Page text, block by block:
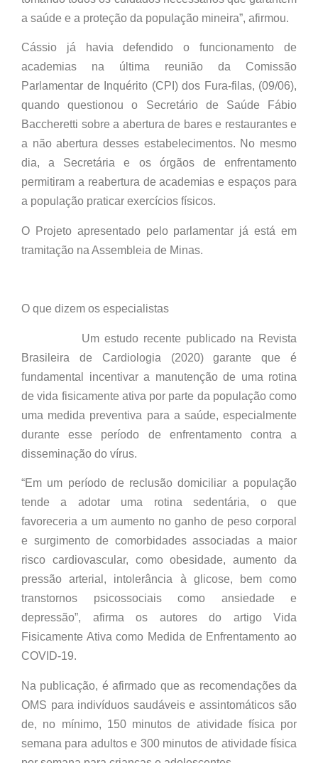
a saúde e a proteção da população mineira”, afirmou.
Cássio já havia defendido o funcionamento de
academias na última reunião da Comissão
Parlamentar de Inquérito (CPI) dos Fura-filas, (09/06),
quando questionou o Secretário de Saúde Fábio
Baccheretti sobre a abertura de bares e restaurantes e
a não abertura desses estabelecimentos. No mesmo
dia, a Secretária e os órgãos de enfrentamento
permitiram a reabertura de academias e espaços para
a população praticar exercícios físicos.
O Projeto apresentado pelo parlamentar já está em
tramitação na Assembleia de Minas.
O que dizem os especialistas
Um estudo recente publicado na Revista
Brasileira de Cardiologia (2020) garante que é
fundamental incentivar a manutenção de uma rotina
de vida fisicamente ativa por parte da população como
uma medida preventiva para a saúde, especialmente
durante esse período de enfrentamento contra a
disseminação do vírus.
“Em um período de reclusão domiciliar a população
tende a adotar uma rotina sedentária, o que
favoreceria a um aumento no ganho de peso corporal
e surgimento de comorbidades associadas a maior
risco cardiovascular, como obesidade, aumento da
pressão arterial, intolerância à glicose, bem como
transtornos psicossociais como ansiedade e
depressão”, afirma os autores do artigo Vida
Fisicamente Ativa como Medida de Enfrentamento ao
COVID-19.
Na publicação, é afirmado que as recomendações da
OMS para indivíduos saudáveis e assintomáticos são
de, no mínimo, 150 minutos de atividade física por
semana para adultos e 300 minutos de atividade física